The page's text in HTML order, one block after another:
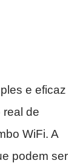
e eficaz
real de
WiFi. A
podem ser